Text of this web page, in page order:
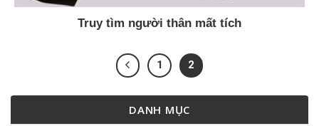
Truy tìm người thân mất tích
1 2
DANH MỤC